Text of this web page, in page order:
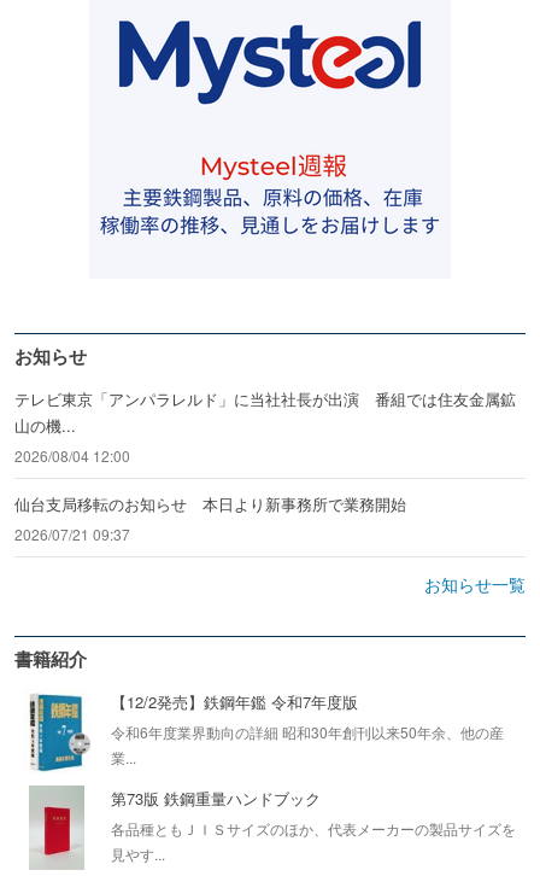
お知らせ
テレビ東京「アンパラレルド」に当社社長が出演 番組では住友金属鉱
山の機...
2026/08/04 12:00
仙台支局移転のお知らせ 本日より新事務所で業務開始
2026/07/21 09:37
お知らせ一覧
書籍紹介
【12/2発売】鉄鋼年鑑 令和7年度版
令和6年度業界動向の詳細 昭和30年創刊以来50年余、他の産
業...
第73版 鉄鋼重量ハンドブック
各品種ともＪＩＳサイズのほか、代表メーカーの製品サイズを
見やす...